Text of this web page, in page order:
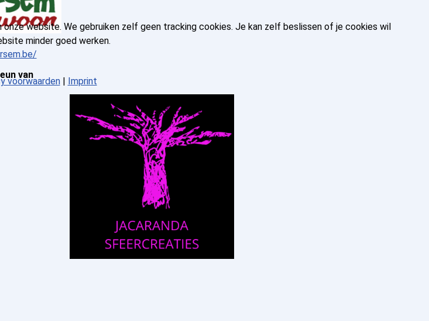
van
website. We gebruiken zelf geen tracking cookies. Je kan zelf beslissen of je cookies wil
minder goed werken.
voorwaarden| Imprint